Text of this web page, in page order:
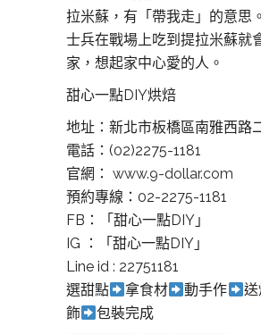
拉米蘇，有「帶我走」的意思
士兵在戰場上吃到提拉米蘇就
家，想起家中心愛的人。
甜心一點DIY烘焙
地址：新北市板橋區南雅西路
電話：(02)2275-1181
官網： www.9-dollar.com
預約專線：02-2275-1181
FB：「甜心一點DIY」
IG ：「甜心一點DIY」
Line id : 22751181
選甜點
拿食材 動手作
飾
包裝完成